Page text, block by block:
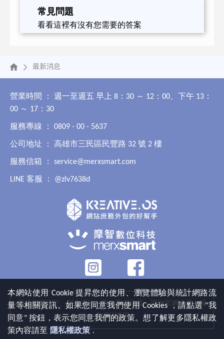
常見問題
看看這裡有沒有您需要的答案
最新消息
本網站使用 Cookie 提昇您的使用、瀏覽體驗與統計網路流
量等相關資訊。如果您同意我們使用 Cookies ，請點選 "我
同意" 按鈕，表示您同意我們的政策。想了解更多隱私權政
策內容請至 隱私權政策 .
營業時間 ： 週一至週五 早上 8：30 ～ 12：00、下午 13：
00 ～ 17：30
服務專線 ： 0809 - 00 - 5637
公司地址 ： 高雄市三民區民豐路 32 號 2 樓
服務信箱 ： service@merxsmart.com
LINE 客服 ： @zlv7638d
高雄網頁設計、製作網站、形象官網建置、購物官網建置、報
名網站建置